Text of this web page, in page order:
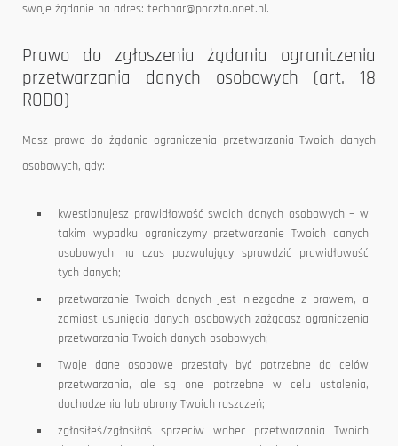
swoje żądanie na adres: technar@poczta.onet.pl.
Prawo do zgłoszenia żądania ograniczenia
przetwarzania danych osobowych (art. 18
RODO)
Masz prawo do żądania ograniczenia przetwarzania Twoich danych
osobowych, gdy:
kwestionujesz prawidłowość swoich danych osobowych – w
takim wypadku ograniczymy przetwarzanie Twoich danych
osobowych na czas pozwalający sprawdzić prawidłowość
tych danych;
przetwarzanie Twoich danych jest niezgodne z prawem, a
zamiast usunięcia danych osobowych zażądasz ograniczenia
przetwarzania Twoich danych osobowych;
Twoje dane osobowe przestały być potrzebne do celów
przetwarzania, ale są one potrzebne w celu ustalenia,
dochodzenia lub obrony Twoich roszczeń;
zgłosiłeś/zgłosiłaś sprzeciw wobec przetwarzania Twoich